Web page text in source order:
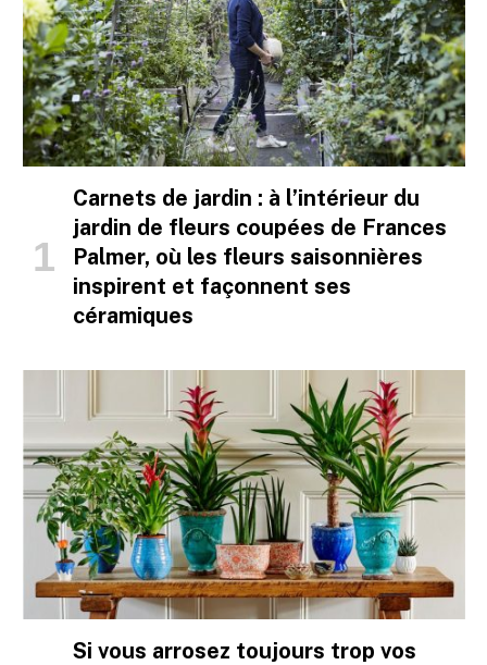
Carnets de jardin : à l’intérieur du
jardin de fleurs coupées de Frances
Palmer, où les fleurs saisonnières
inspirent et façonnent ses
céramiques
Si vous arrosez toujours trop vos